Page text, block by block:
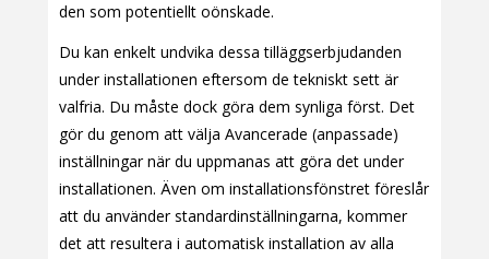
den som potentiellt oönskade.
Du kan enkelt undvika dessa tilläggserbjudanden
under installationen eftersom de tekniskt sett är
valfria. Du måste dock göra dem synliga först. Det
gör du genom att välja Avancerade (anpassade)
inställningar när du uppmanas att göra det under
installationen. Även om installationsfönstret föreslår
att du använder standardinställningarna, kommer
det att resultera i automatisk installation av alla